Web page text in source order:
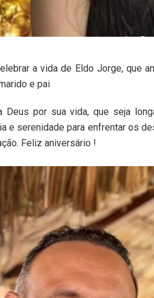
a vida de Eldo Jorge, que
e pai
Deus por sua vida, que seja
e serenidade para enfrentar os
Feliz aniversário !